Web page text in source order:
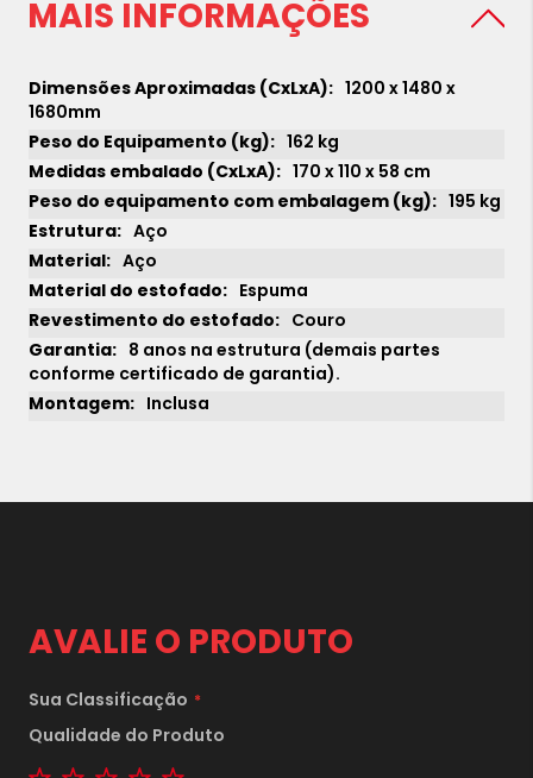
1xsem juros de
MAIS INFORMAÇÕES
1200 x 1480 x
1680mm
162 kg
170 x 110 x 58 cm
195 kg
Aço
Aço
Espuma
Couro
8 anos na estrutura (demais partes
conforme certificado de garantia).
Inclusa
AVALIE O PRODUTO
Sua Classificação
Qualidade do Produto
1 star2 stars3 stars4 stars